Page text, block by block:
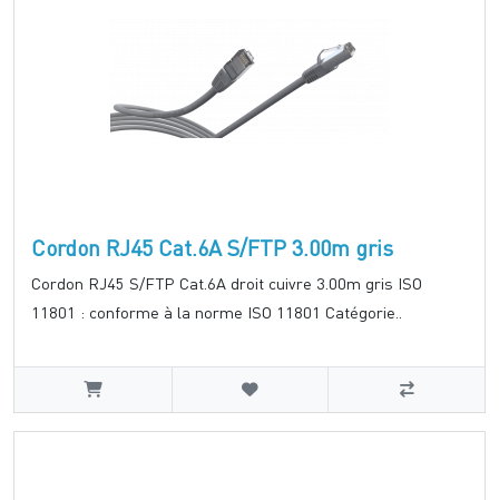
Cordon RJ45 Cat.6A S/FTP 3.00m gris
Cordon RJ45 S/FTP Cat.6A droit cuivre 3.00m gris ISO
11801 : conforme à la norme ISO 11801 Catégorie..